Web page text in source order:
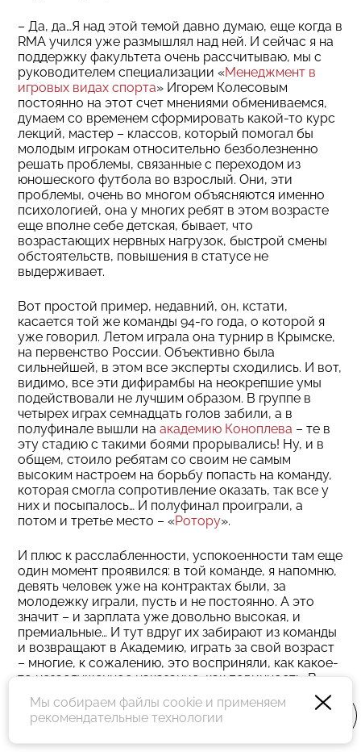
– Да, да…Я над этой темой давно думаю, еще когда в
RMA учился уже размышлял над ней. И сейчас я на
поддержку факультета очень рассчитываю, мы с
руководителем специализации «Менеджмент в
игровых видах спорта» Игорем Колесовым
постоянно на этот счет мнениями обмениваемся,
думаем со временем сформировать какой-то курс
лекций, мастер – классов, который помогал бы
молодым игрокам относительно безболезненно
решать проблемы, связанные с переходом из
юношеского футбола во взрослый. Они, эти
проблемы, очень во многом объясняются именно
психологией, она у многих ребят в этом возрасте
еще вполне себе детская, бывает, что
возрастающих нервных нагрузок, быстрой смены
обстоятельств, повышения в статусе не
выдерживает.
Вот простой пример, недавний, он, кстати,
касается той же команды 94-го года, о которой я
уже говорил. Летом играла она турнир в Крымске,
на первенство России. Объективно была
сильнейшей, в этом все эксперты сходились. И вот,
видимо, все эти дифирамбы на неокрепшие умы
подействовали не лучшим образом. В группе в
четырех играх семнадцать голов забили, а в
полуфинале вышли на академию Коноплева – те в
эту стадию с такими боями прорывались! Ну, и в
общем, стоило ребятам со своим не самым
высоким настроем на борьбу попасть на команду,
которая смогла сопротивление оказать, так все у
них и посыпалось… И полуфинал проиграли, а
потом и третье место – «Ротору».
И плюс к расслабленности, успокоенности там еще
один момент проявился: в той команде, я напомню,
девять человек уже на контрактах были, за
молодежку играли, пусть и не постоянно. А это
значит – и зарплата уже довольно высокая, и
премиальные… И тут вдруг их забирают из команды
и возвращают в Академию, играть за свой возраст
– многие, к сожалению, это восприняли, как какое-
то незаслуженное наказание, как повинность. В
общем, если называть вещи своими именами, то
это типичный звездняк, то есть проявление
психологической незрелости, неустойчивости.
Мы собираем файлы cookie и применяем
рекомендательные технологии